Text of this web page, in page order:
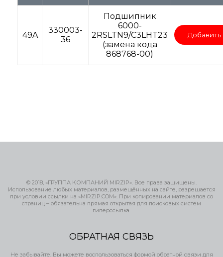
49A
330003-
36
Подшипник
6000-
2RSLTN9/C3LHT23
(замена кода
868768-00)
Добавить
© 2018, «ГРУППА КОМПАНИЙ MIRZIP». Все права защищены.
Использование любых материалов, размещённых на сайте, разрешается
при условии ссылки на «MIRZIP.COM». При копировании материалов со
страниц – обязательна прямая открытая для поисковых систем
гиперссылка.
ОБРАТНАЯ СВЯЗЬ
Не забывайте, Вы можете воспользоваться формой обратной связи для